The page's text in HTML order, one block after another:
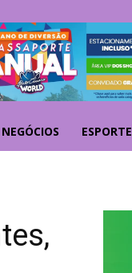
NEGÓCIOS ESPORTE